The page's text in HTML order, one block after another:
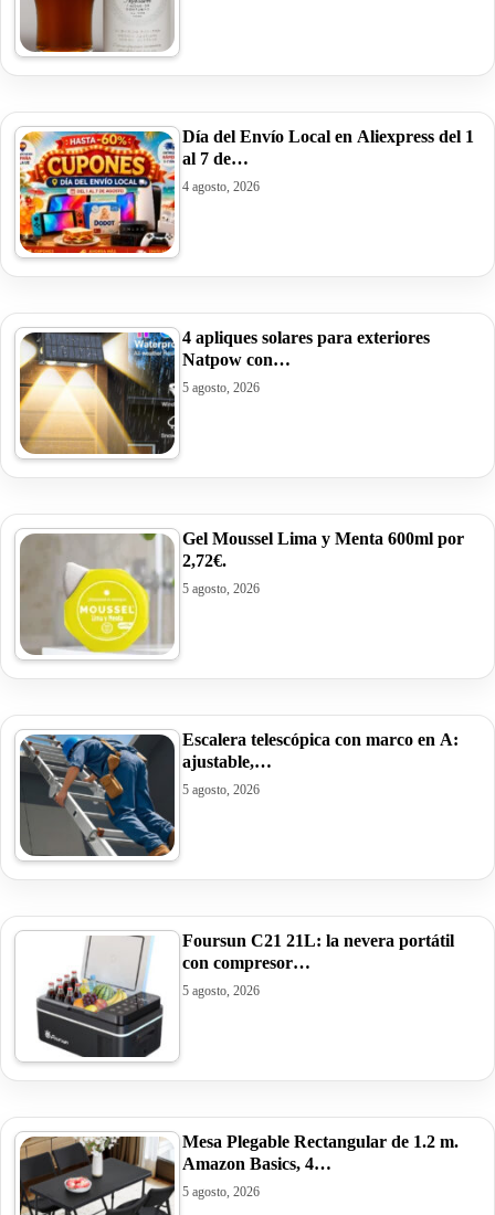
Día del Envío Local en Aliexpress del 1
al 7 de…
4 agosto, 2026
4 apliques solares para exteriores
Natpow con…
5 agosto, 2026
Gel Moussel Lima y Menta 600ml por
2,72€.
5 agosto, 2026
Escalera telescópica con marco en A:
ajustable,…
5 agosto, 2026
Foursun C21 21L: la nevera portátil
con compresor…
5 agosto, 2026
Mesa Plegable Rectangular de 1.2 m.
Amazon Basics, 4…
5 agosto, 2026